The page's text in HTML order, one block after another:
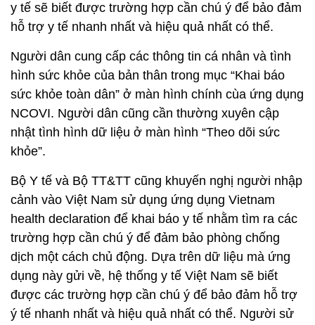
y tế sẽ biết được trường hợp cần chú ý để bảo đảm
hỗ trợ y tế nhanh nhất và hiệu quả nhất có thể.
Người dân cung cấp các thông tin cá nhân và tình
hình sức khỏe của bản thân trong mục “Khai báo
sức khỏe toàn dân” ở màn hình chính cùa ứng dụng
NCOVI. Người dân cũng cần thường xuyên cập
nhật tình hình dữ liệu ở màn hình “Theo dõi sức
khỏe”.
Bộ Y tế và Bộ TT&TT cũng khuyến nghị người nhập
cảnh vào Việt Nam sử dụng ứng dụng Vietnam
health declaration để khai báo y tế nhằm tìm ra các
trường hợp cần chú ý để đảm bảo phòng chống
dịch một cách chủ động. Dựa trên dữ liệu mà ứng
dụng này gửi về, hệ thống y tế Việt Nam sẽ biết
được các trường hợp cần chú ý để bảo đảm hỗ trợ
ý tế nhanh nhất và hiệu quả nhất có thể. Người sử